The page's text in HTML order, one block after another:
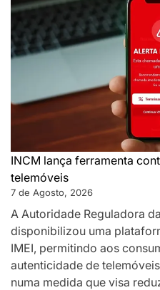
INCM lança ferramenta
telemóveis
7 de Agosto, 2026
A Autoridade Reguladora
disponibilizou uma
IMEI, permitindo aos
autenticidade de
numa medida que visa